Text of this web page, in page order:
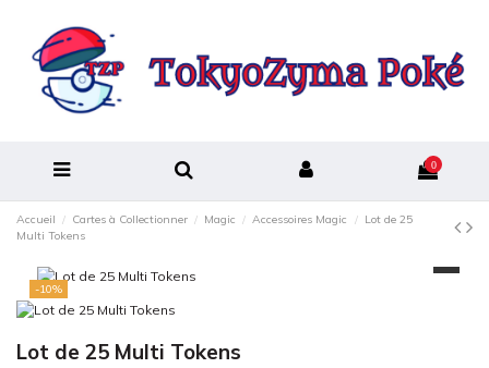
0
Accueil Cartes à Collectionner Magic Accessoires Magic
Lot de 25
Multi Tokens
-10%
Lot de 25 Multi Tokens